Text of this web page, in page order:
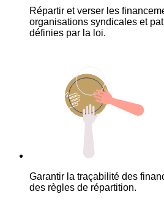
Répartir et verser les
organisations syndicales et
définies par la loi.
Garantir la traçabilité des
des règles de répartition.